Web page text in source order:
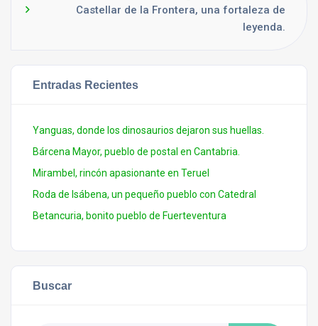
Castellar de la Frontera, una fortaleza de
leyenda.
Entradas Recientes
Yanguas, donde los dinosaurios dejaron sus huellas.
Bárcena Mayor, pueblo de postal en Cantabria.
Mirambel, rincón apasionante en Teruel
Roda de Isábena, un pequeño pueblo con Catedral
Betancuria, bonito pueblo de Fuerteventura
Buscar